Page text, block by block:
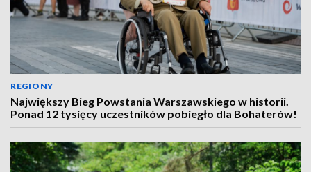
REGIONY
Największy Bieg Powstania Warszawskiego w historii.
Ponad 12 tysięcy uczestników pobiegło dla Bohaterów!